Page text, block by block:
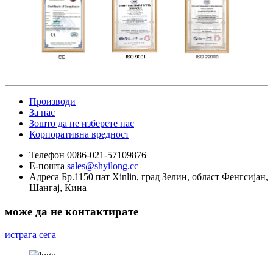
Производи
За нас
Зошто да не изберете нас
Корпоративна вредност
Телефон 0086-021-57109876
Е-пошта sales@shyilong.cc
Адреса Бр.1150 пат Xinlin, град Зелин, област Фенгсијан,
Шангај, Кина
може да не контактирате
истрага сега